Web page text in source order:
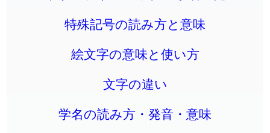
特殊記号の読み方と意味
絵文字の意味と使い方
文字の違い
学名の読み方・発音・意味